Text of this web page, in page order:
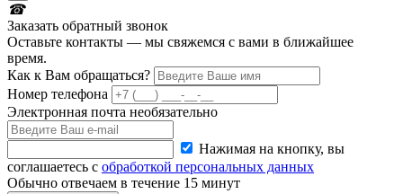
Заказать обратный звонок
Оставьте контакты — мы свяжемся с вами в ближайшее
время.
Как к Вам обращаться?
Номер телефона
Электронная почта необязательно
Нажимая на кнопку, вы
соглашаетесь с обработкой персональных данных
Обычно отвечаем в течение 15 минут